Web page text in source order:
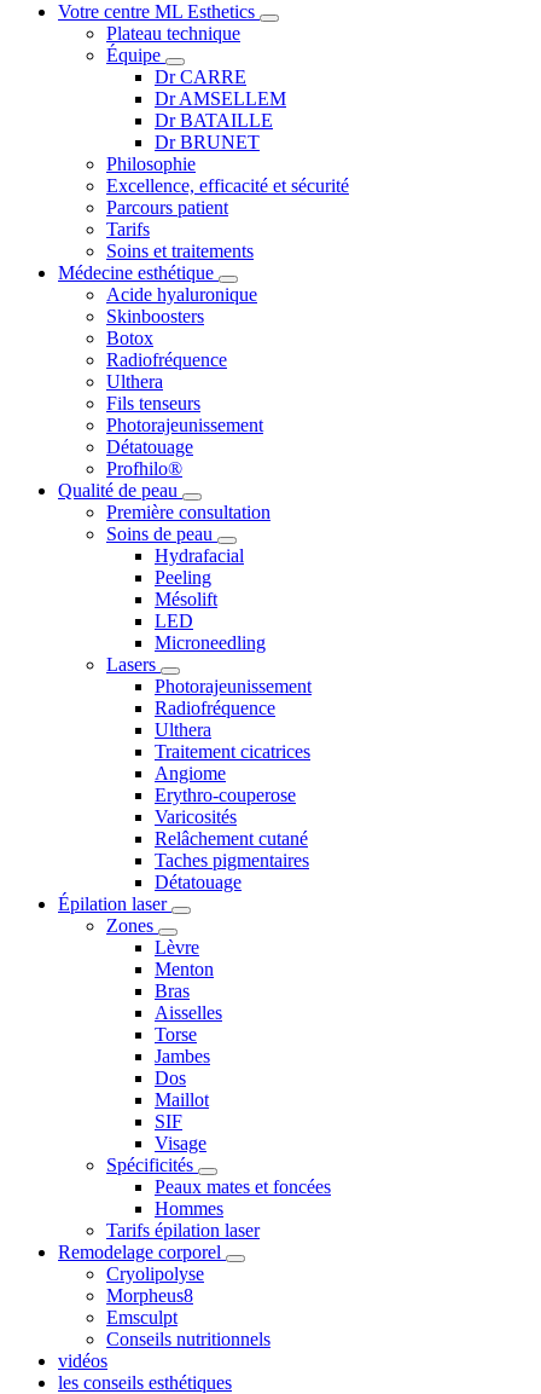
Votre centre ML Esthetics
Plateau technique
Équipe
Dr CARRE
Dr AMSELLEM
Dr BATAILLE
Dr BRUNET
Philosophie
Excellence, efficacité et sécurité
Parcours patient
Tarifs
Soins et traitements
Médecine esthétique
Acide hyaluronique
Skinboosters
Botox
Radiofréquence
Ulthera
Fils tenseurs
Photorajeunissement
Détatouage
Profhilo®
Qualité de peau
Première consultation
Soins de peau
Hydrafacial
Peeling
Mésolift
LED
Microneedling
Lasers
Photorajeunissement
Radiofréquence
Ulthera
Traitement cicatrices
Angiome
Erythro-couperose
Varicosités
Relâchement cutané
Taches pigmentaires
Détatouage
Épilation laser
Zones
Lèvre
Menton
Bras
Aisselles
Torse
Jambes
Dos
Maillot
SIF
Visage
Spécificités
Peaux mates et foncées
Hommes
Tarifs épilation laser
Remodelage corporel
Cryolipolyse
Morpheus8
Emsculpt
Conseils nutritionnels
vidéos
les conseils esthétiques